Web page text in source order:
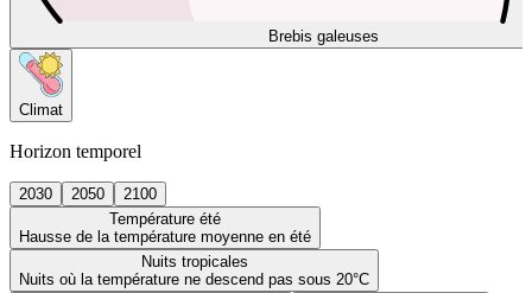
Brebis galeuses
Climat
Horizon temporel
2030 2050
2100
Température été
Hausse de la température moyenne en été
Nuits tropicales
Nuits où la température ne descend pas sous 20°C